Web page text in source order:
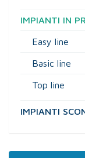
IMPIANTI IN
Easy line
Basic line
Top line
IMPIANTI